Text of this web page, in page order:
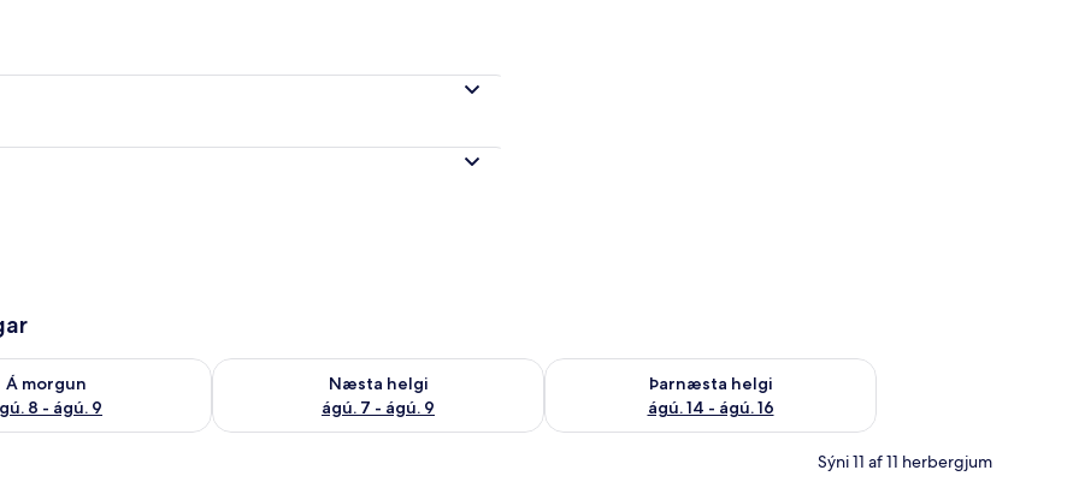
Á morgun
8 - ágú. 9
á morgun ágú. 8 - ágú. 9
Næsta helgi
ágú. 7 - ágú. 9
Athuga framboð næstu helgi ágú. 7 - ágú. 9
Þarnæsta helgi
ágú. 14 - ágú. 16
Athuga framboð þarnæstu helgi ágú. 14 - ágú. 16
Sýni 11 af 11 herbergjum